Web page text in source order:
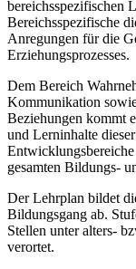
bereichsspezifischen
Bereichsspezifische
Anregungen für die
Erziehungsprozesses.
Dem Bereich
Kommunikation
Beziehungen kommt
und Lerninhalte
gesamten Bildungs-
Der Lehrplan bildet
Bildungsgang ab.
Stellen unter alters-
verortet.